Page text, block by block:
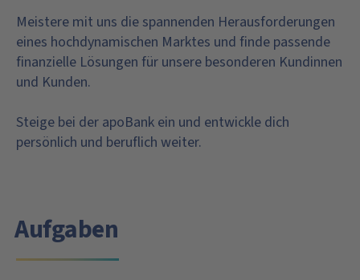
Meistere mit uns die spannenden Herausforderungen
eines hochdynamischen Marktes und finde passende
finanzielle Lösungen für unsere besonderen Kundinnen
und Kunden.
Steige bei der apoBank ein und entwickle dich
persönlich und beruflich weiter.
Aufgaben